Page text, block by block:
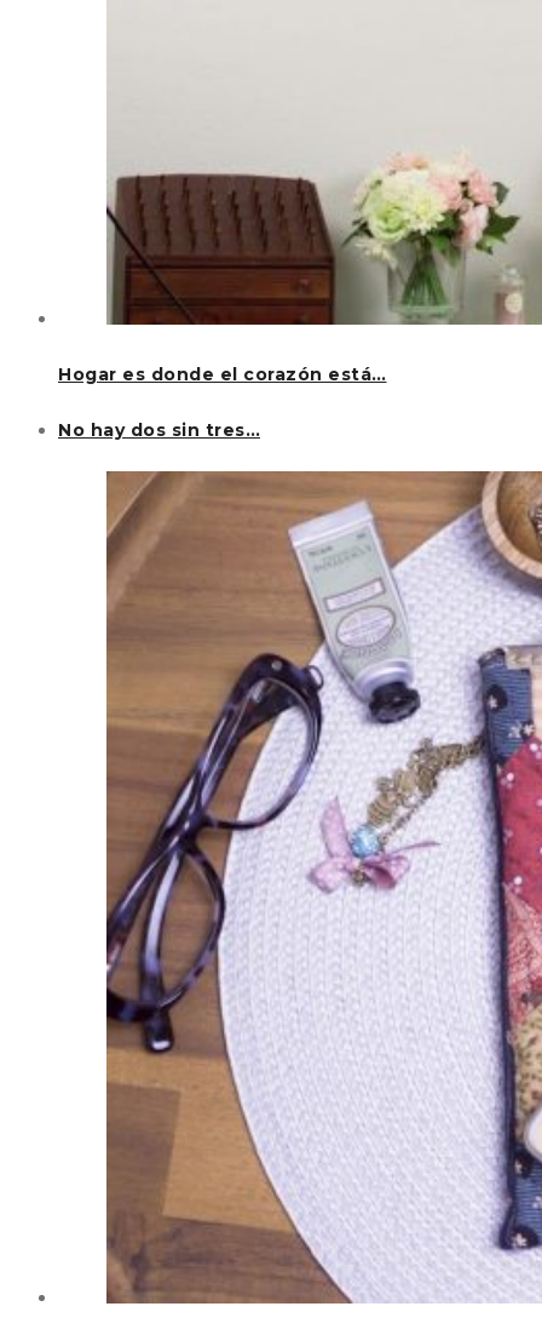
Hogar es donde el corazón está…
No hay dos sin tres…